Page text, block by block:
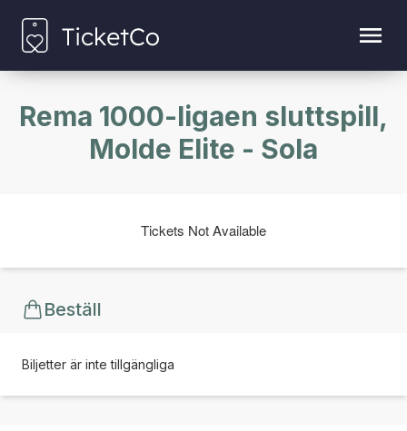
Rema 1000-ligaen sluttspill,
Molde Elite - Sola
Tickets Not Available
Beställ
Biljetter är inte tillgängliga